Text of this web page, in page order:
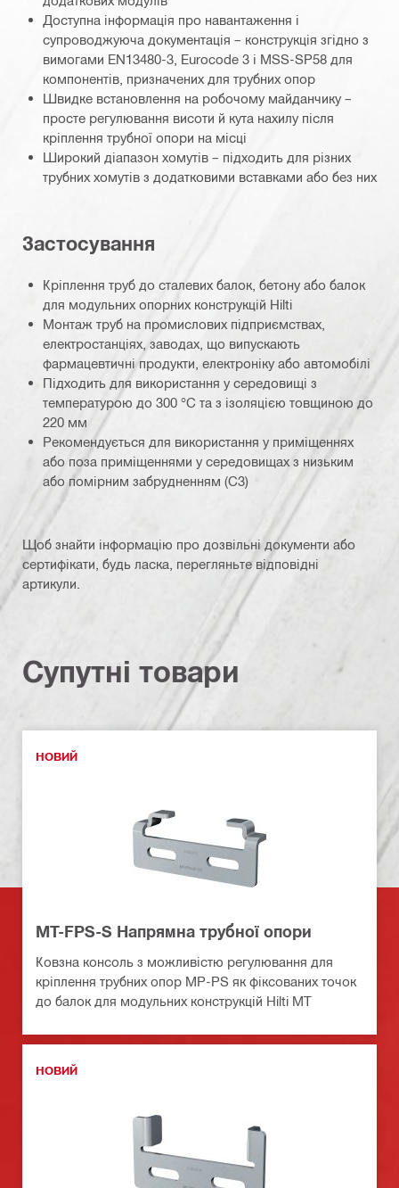
Доступна інформація про навантаження і
супроводжуюча документація – конструкція згідно з
вимогами EN13480-3, Eurocode 3 і MSS-SP58 для
компонентів, призначених для трубних опор
Швидке встановлення на робочому майданчику –
просте регулювання висоти й кута нахилу після
кріплення трубної опори на місці
Широкий діапазон хомутів – підходить для різних
трубних хомутів з додатковими вставками або без них
Застосування
Кріплення труб до сталевих балок, бетону або балок
для модульних опорних конструкцій Hilti
Монтаж труб на промислових підприємствах,
електростанціях, заводах, що випускають
фармацевтичні продукти, електроніку або автомобілі
Підходить для використання у середовищі з
температурою до 300 °C та з ізоляцією товщиною до
220 мм
Рекомендується для використання у приміщеннях
або поза приміщеннями у середовищах з низьким
або помірним забрудненням (C3)
Щоб знайти інформацію про дозвільні документи або
сертифікати, будь ласка, перегляньте відповідні
артикули.
Супутні товари
НОВИЙ
MT-FPS-S Напрямна трубної опори
Ковзна консоль з можливістю регулювання для
кріплення трубних опор MP-PS як фіксованих точок
до балок для модульних конструкцій Hilti MT
НОВИЙ